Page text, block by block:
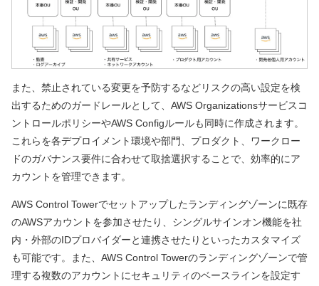
また、禁止されている変更を予防するなどリスクの高い設定を検
出するためのガードレールとして、AWS Organizationsサービスコ
ントロールポリシーやAWS Configルールも同時に作成されます。
これらを各デプロイメント環境や部門、プロダクト、ワークロー
ドのガバナンス要件に合わせて取捨選択することで、効率的にア
カウントを管理できます。
AWS Control Towerでセットアップしたランディングゾーンに既存
のAWSアカウントを参加させたり、シングルサインオン機能を社
内・外部のIDプロバイダーと連携させたりといったカスタマイズ
も可能です。また、AWS Control Towerのランディングゾーンで管
理する複数のアカウントにセキュリティのベースラインを設定す